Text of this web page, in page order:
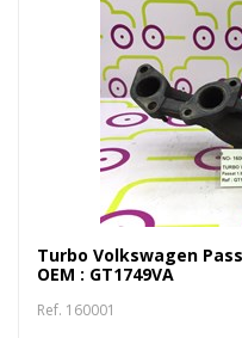
Turbo Volkswagen
OEM : GT1749VA
Ref. 160001